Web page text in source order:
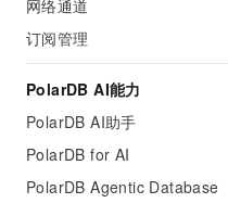
网络通道
订阅管理
PolarDB AI能力
PolarDB AI助手
PolarDB for AI
PolarDB Agentic Database
企业服务与云通信
终端用户计算
Serverless
开发工具